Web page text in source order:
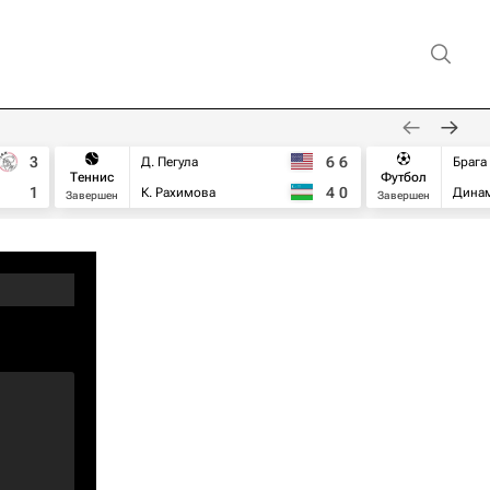
3
1
Теннис
Завершен
Д. Пегула
К. Рахимова
6 6
4 0
Футбол
Завершен
Брага